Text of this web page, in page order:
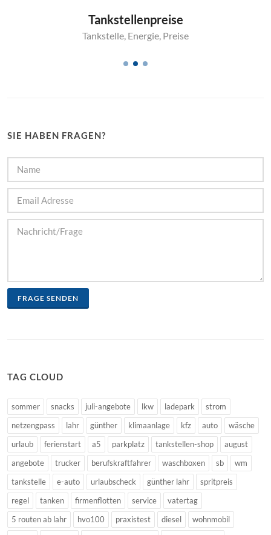
Tankstellenpreise
Tankstelle, Energie, Preise
SIE HABEN FRAGEN?
FRAGE SENDEN
TAG CLOUD
sommer snacks juli-angebote lkw ladepark
strom
netzengpass
lahr günther klimaanlage kfz auto
wäsche
urlaub
ferienstart a5 parkplatz tankstellen-shop
august
angebote
trucker berufskraftfahrer waschboxen sb
wm
tankstelle
e-auto urlaubscheck günther lahr
spritpreis
regel
tanken firmenflotten service
vatertag
5 routen ab lahr
hvo100 praxistest diesel
wohnmobil